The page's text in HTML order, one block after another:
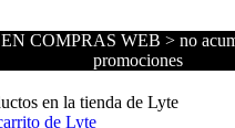
COMPRAS WEB > no
promociones